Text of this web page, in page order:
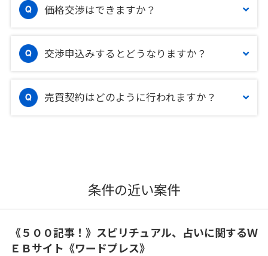
価格交渉はできますか？
交渉申込みするとどうなりますか？
売買契約はどのように行われますか？
条件の近い案件
《５００記事！》スピリチュアル、占いに関するＷ
ＥＢサイト《ワードプレス》